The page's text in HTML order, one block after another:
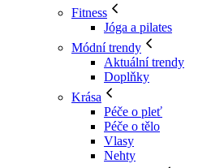
Fitness
Jóga a pilates
Módní trendy
Aktuální trendy
Doplňky
Krása
Péče o pleť
Péče o tělo
Vlasy
Nehty